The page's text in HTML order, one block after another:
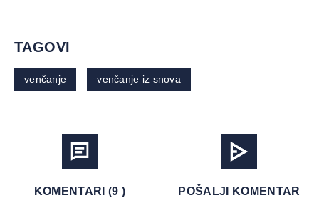
TAGOVI
venčanje venčanje iz snova
KOMENTARI (9 ) POŠALJI KOMENTAR